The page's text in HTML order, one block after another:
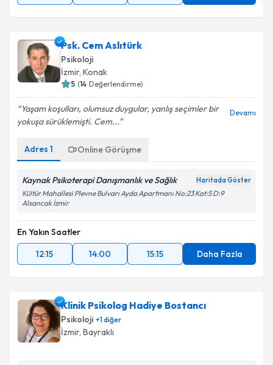
Psk. Cem Aslıtürk
Psikoloji
İzmir, Konak
5 (14 Değerlendirme)
Yaşam koşulları, olumsuz duygular, yanlış seçimler bir
yokuşa sürüklemişti. Cem...
Devamı
Adres 1 Online Görüşme
Kaynak Psikoterapi Danışmanlık ve Sağlık Haritada Göster
Kültür Mahallesi Plevne Bulvarı Ayda Apartmanı No:23 Kat:5 D:9
Alsancak İzmir
En Yakın Saatler
12:15
14:00 15:15 Daha Fazla
Klinik Psikolog Hadiye Bostancı
Psikoloji +1diğer
İzmir, Bayraklı